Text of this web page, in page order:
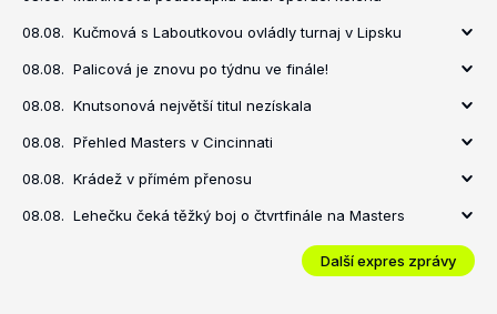
08.08. Kučmová s Laboutkovou ovládly turnaj v Lipsku
08.08. Palicová je znovu po týdnu ve finále!
08.08. Knutsonová největší titul nezískala
08.08. Přehled Masters v Cincinnati
08.08. Krádež v přímém přenosu
08.08. Lehečku čeká těžký boj o čtvrtfinále na Masters
Další expres zprávy